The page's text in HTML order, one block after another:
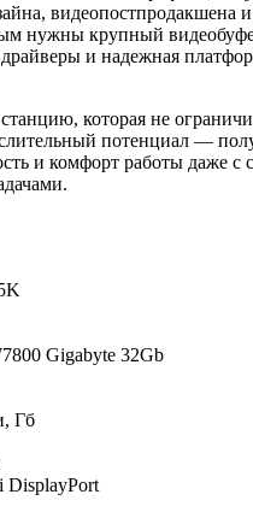
видеопостпродакшена
нужны крупный
и надежная
которая не
потенциал —
и комфорт работы даже с
Gigabyte 32Gb
Гб
DisplayPort